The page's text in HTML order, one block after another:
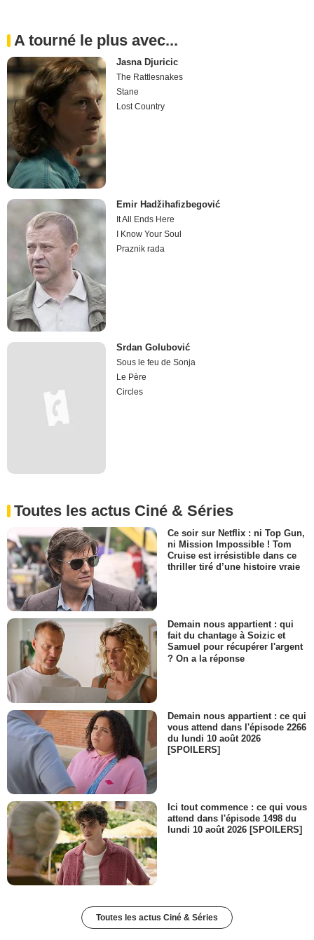
A tourné le plus avec...
Jasna Djuricic
The Rattlesnakes
Stane
Lost Country
Emir Hadžihafizbegović
It All Ends Here
I Know Your Soul
Praznik rada
Srdan Golubović
Sous le feu de Sonja
Le Père
Circles
Toutes les actus Ciné & Séries
Ce soir sur Netflix : ni Top Gun,
ni Mission Impossible ! Tom
Cruise est irrésistible dans ce
thriller tiré d’une histoire vraie
Demain nous appartient : qui
fait du chantage à Soizic et
Samuel pour récupérer l'argent
? On a la réponse
Demain nous appartient : ce qui
vous attend dans l'épisode 2266
du lundi 10 août 2026
[SPOILERS]
Ici tout commence : ce qui vous
attend dans l'épisode 1498 du
lundi 10 août 2026 [SPOILERS]
Toutes les actus Ciné & Séries